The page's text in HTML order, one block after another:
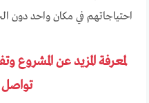
احتياجاتهم في مكان واحد دون
لمعرفة المزيد عن المشروع
تواصل